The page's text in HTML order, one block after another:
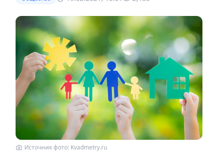
Источник фото: Kvadmetry.ru